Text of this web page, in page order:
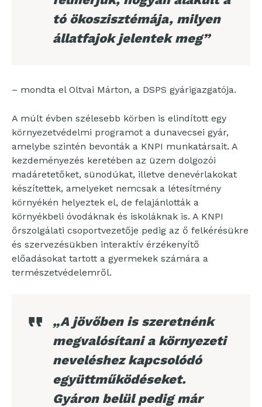
tó ökoszisztémája, milyen
állatfajok jelentek meg”
– mondta el Oltvai Márton, a DSPS gyárigazgatója.
A múlt évben szélesebb körben is elindított egy
környezetvédelmi programot a dunavecsei gyár,
amelybe szintén bevonták a KNPI munkatársait. A
kezdeményezés keretében az üzem dolgozói
madáretetőket, sünodúkat, illetve denevérlakokat
készítettek, amelyeket nemcsak a létesítmény
környékén helyeztek el, de felajánlották a
környékbeli óvodáknak és iskoláknak is. A KNPI
őrszolgálati csoportvezetője pedig az ő felkérésükre
és szervezésükben interaktív érzékenyítő
előadásokat tartott a gyermekek számára a
természetvédelemről.
„A jövőben is szeretnénk
megvalósítani a környezeti
neveléshez kapcsolódó
együttműködéseket.
Gyáron belül pedig már